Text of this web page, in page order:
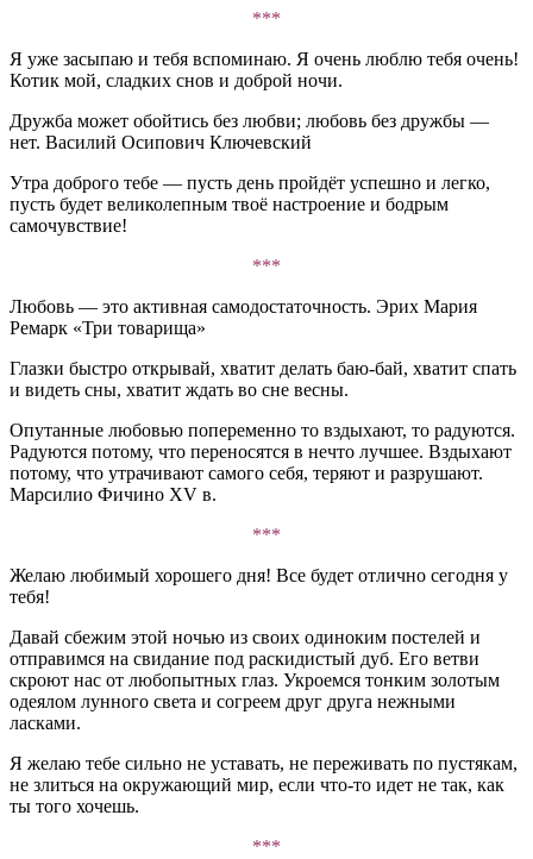
***
Я уже засыпаю и тебя вспоминаю. Я очень люблю тебя очень!
Котик мой, сладких снов и доброй ночи.
Дружба может обойтись без любви; любовь без дружбы —
нет. Василий Осипович Ключевский
Утра доброго тебе — пусть день пройдёт успешно и легко,
пусть будет великолепным твоё настроение и бодрым
самочувствие!
***
Любовь — это активная самодостаточность. Эрих Мария
Ремарк «Три товарища»
Глазки быстро открывай, хватит делать баю-бай, хватит спать
и видеть сны, хватит ждать во сне весны.
Опутанные любовью попеременно то вздыхают, то радуются.
Радуются потому, что переносятся в нечто лучшее. Вздыхают
потому, что утрачивают самого себя, теряют и разрушают.
Марсилио Фичино XV в.
***
Желаю любимый хорошего дня! Все будет отлично сегодня у
тебя!
Давай сбежим этой ночью из своих одиноким постелей и
отправимся на свидание под раскидистый дуб. Его ветви
скроют нас от любопытных глаз. Укроемся тонким золотым
одеялом лунного света и согреем друг друга нежными
ласками.
Я желаю тебе сильно не уставать, не переживать по пустякам,
не злиться на окружающий мир, если что-то идет не так, как
ты того хочешь.
***